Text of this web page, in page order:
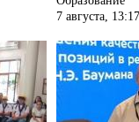
7 августа, 13:17